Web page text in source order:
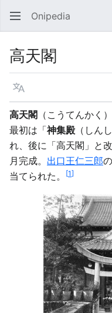
Onipedia
高天閣
言語
高天閣 （こうてんかく）
最初は「神集殿（しん
れ、後に「高天閣」と
月完成。 出口王仁三郎
当てられた。
[1]